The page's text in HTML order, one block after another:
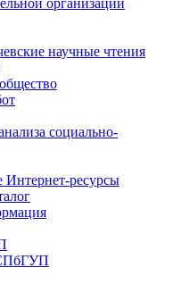
организации
научные чтения
социально-
Интернет-ресурсы